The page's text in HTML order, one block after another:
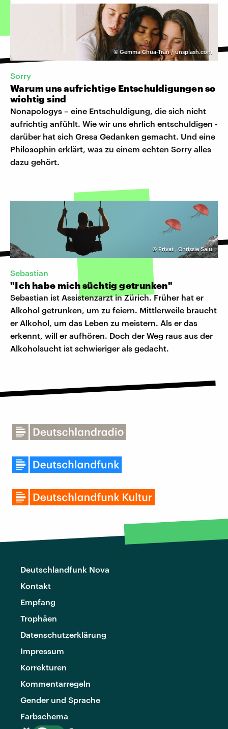
©Gemma Chua-Tran / unsplash.com
Sorry
Warum uns aufrichtige Entschuldigungen so
wichtig sind
Nonapologys – eine Entschuldigung, die sich nicht
aufrichtig anfühlt. Wie wir uns ehrlich entschuldigen -
darüber hat sich Gresa Gedanken gemacht. Und eine
Philosophin erklärt, was zu einem echten Sorry alles
dazu gehört.
© Privat , Chrissie Salu
Sebastian
"Ich habe mich süchtig getrunken"
Sebastian ist Assistenzarzt in Zürich. Früher hat er
Alkohol getrunken, um zu feiern. Mittlerweile braucht
er Alkohol, um das Leben zu meistern. Als er das
erkennt, will er aufhören. Doch der Weg raus aus der
Alkoholsucht ist schwieriger als gedacht.
Deutschlandfunk Nova
Kontakt
Empfang
Trophäen
Datenschutzerklärung
Impressum
Korrekturen
Kommentarregeln
Gender und Sprache
Farbschema